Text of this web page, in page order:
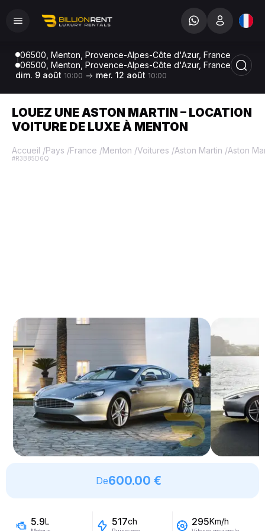
06500, Menton, Provence-Alpes-Côte d'Azur, France
06500, Menton, Provence-Alpes-Côte d'Azur, France
dim. 9 août 10:00 mer. 12 août 10:00
LOUEZ UNE ASTON MARTIN – LOCATION
VOITURE DE LUXE À MENTON
Accueil /Pays /France /Menton /Voitures /Aston Martin /Aston
#R3B85D6Q
De600.00 €
5.9L 517ch 295Km/h